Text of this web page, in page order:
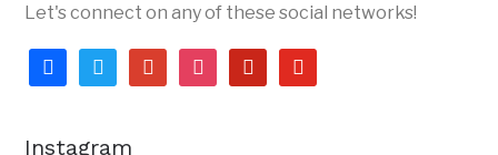
Let's connect on any of these social networks!
facebooktwitter google instagrampinterestyoutube
Instagram